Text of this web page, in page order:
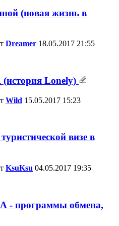
(новая жизнь в
Dreamer 18.05.2017 21:55
Lonely)
Wild 15.05.2017 15:23
визе в
KsuKsu 04.05.2017 19:35
- программы обмена,